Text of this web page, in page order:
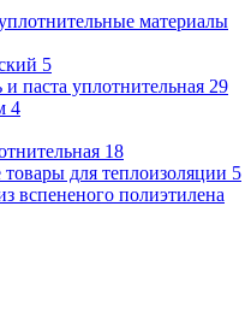
материалы
5
паста уплотнительная 29
4
18
для теплоизоляции 5
вспененого полиэтилена